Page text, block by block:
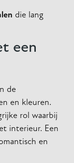
die lang
een
de
en kleuren.
rol waarbij
interieur. Een
en